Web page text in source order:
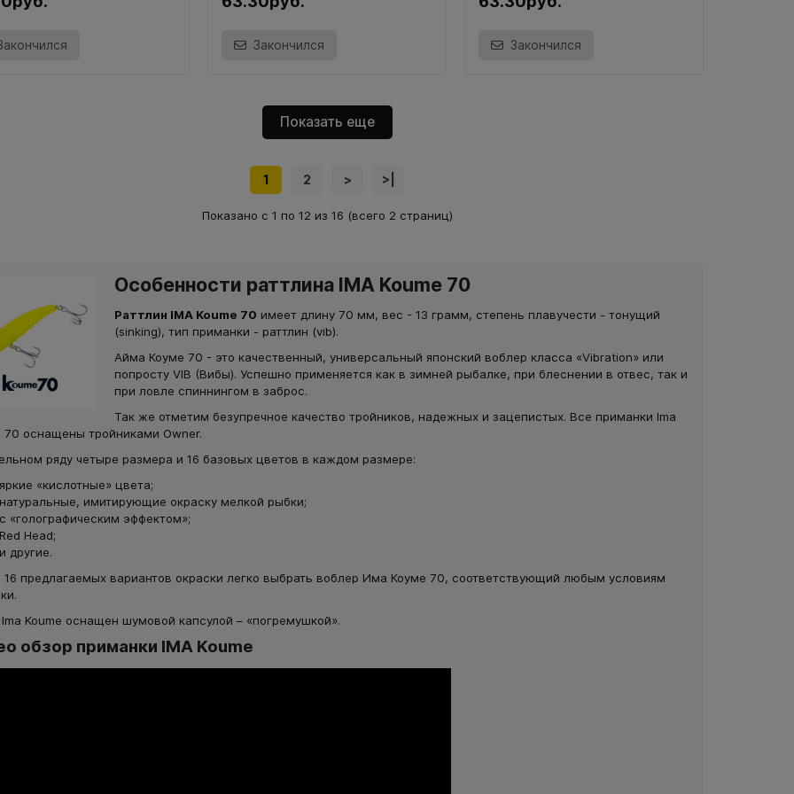
Закончился Закончился
Показать еще
1 2 > >|
Показано с 1 по 12 из 16 (всего 2 страниц)
Особенности раттлина IMA Koume 70
Раттлин IMA Koume 70 имеет длину 70 мм, вес - 13 грамм, степень плавучести - тонущий
(sinking), тип приманки - раттлин (vib).
Айма Коуме 70 - это качественный, универсальный японский воблер класса «Vibration» или
попросту VIB (Вибы). Успешно применяется как в зимней рыбалке, при блеснении в отвес, так и
при ловле спиннингом в заброс.
Так же отметим безупречное качество тройников, надежных и зацепистых. Все приманки Ima
70 оснащены тройниками Owner.
ряду четыре размера и 16 базовых цветов в каждом размере:
яркие «кислотные» цвета;
натуральные, имитирующие окраску мелкой рыбки;
с «голографическим эффектом»;
Red Head;
и другие.
16 предлагаемых вариантов окраски легко выбрать воблер Има Коуме 70, соответствующий любым условиям
Koume оснащен шумовой капсулой – «погремушкой».
обзор приманки IMA Koume